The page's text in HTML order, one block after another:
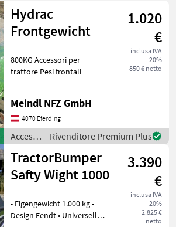
Paese Filtri
Mostra
608
risultati
Hydrac
Frontgewicht
1.020
€
inclusa IVA
20%
850 € netto
800KG Accessori per
trattore Pesi frontali
Meindl NFZ GmbH
4070 Eferding
Accessori
per
trattore
/
Hydrac
Rivenditore Premium Plus
TractorBumper
Safty Wight 1000
3.390
€
inclusa IVA
20%
2.825 €
netto
• Eigengewicht 1.000 kg •
Design Fendt • Universell